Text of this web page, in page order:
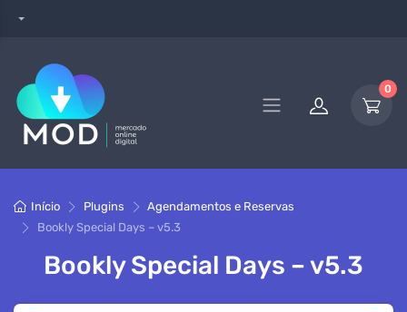
0
Início Plugins
Agendamentos e Reservas
Bookly Special Days – v5.3
Bookly Special Days – v5.3